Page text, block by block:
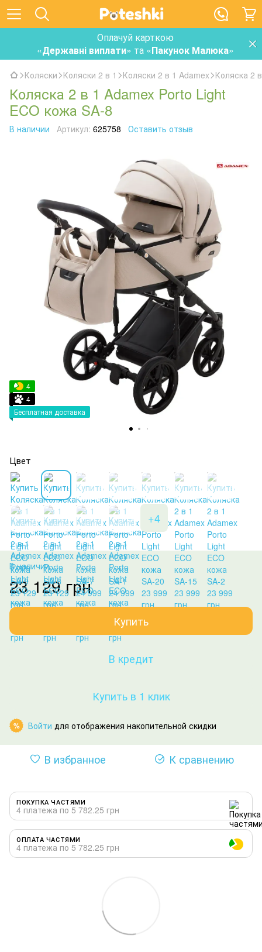
Оплачуй карткою
«Державні виплати» та «Пакунок Малюка»
Коляски Коляски 2 в 1 Коляски 2 в 1 Adamex Коляска 2
Коляска 2 в 1 Adamex Porto Light
ECO кожа SA-8
В наличии Артикул: 625758 Оставить отзыв
4
4
Бесплатная доставка
Цвет
+4
В наличии
23 129 грн
Купить
В кредит
Купить в 1 клик
% Войти для отображения накопительной скидки
В избранное К сравнению
ПОКУПКА ЧАСТЯМИ
4 платежа по 5 782.25 грн
ОПЛАТА ЧАСТЯМИ
4 платежа по 5 782.25 грн